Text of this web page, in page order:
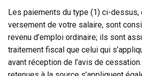
Les paiements du type (1) ci-dessus,
versement de votre salaire, sont
revenu d’emploi ordinaire; ils sont
traitement fiscal que celui qui
avant réception de l’avis de